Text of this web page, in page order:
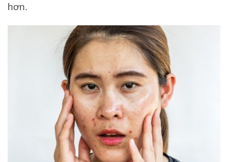
hơn.